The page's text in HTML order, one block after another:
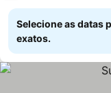
Selecione as datas
exatos.